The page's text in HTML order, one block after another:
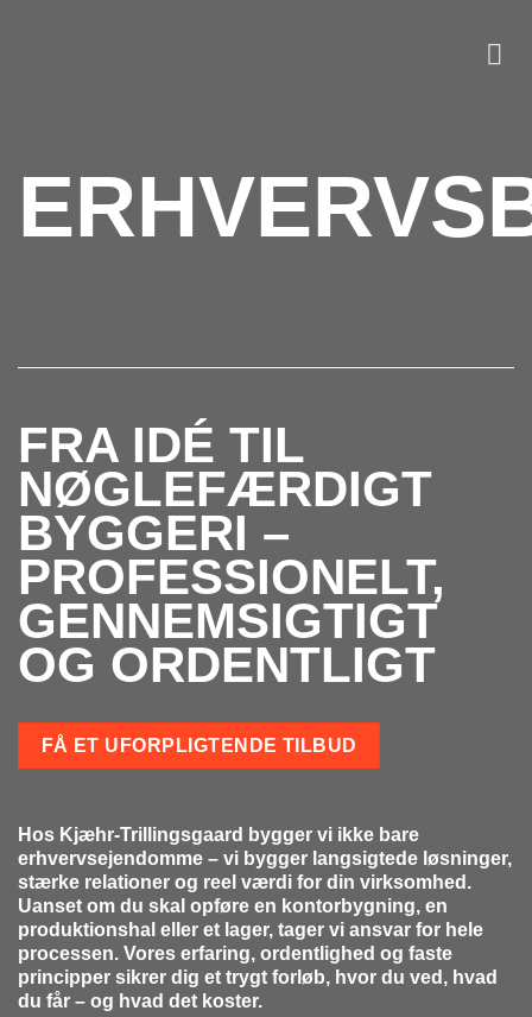
FRA IDÉ TIL
NØGLEFÆRDIGT
BYGGERI –
PROFESSIONELT,
GENNEMSIGTIGT
OG ORDENTLIGT
FÅ ET UFORPLIGTENDE TILBUD
Hos Kjæhr-Trillingsgaard bygger vi ikke bare
erhvervsejendomme – vi bygger langsigtede løsninger,
stærke relationer og reel værdi for din virksomhed.
Uanset om du skal opføre en kontorbygning, en
produktionshal eller et lager, tager vi ansvar for hele
processen. Vores erfaring, ordentlighed og faste
principper sikrer dig et trygt forløb, hvor du ved, hvad
du får – og hvad det koster.